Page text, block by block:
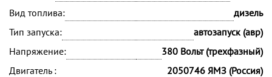
Вид топлива:
дизель
Тип запуска:
автозапуск (авр)
Напряжение:
380 Вольт (трехфазный)
Двигатель :
2050746 ЯМЗ (Россия)